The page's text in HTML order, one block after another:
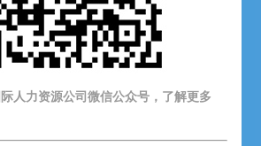
人力资源公司微信公众号，了解更多